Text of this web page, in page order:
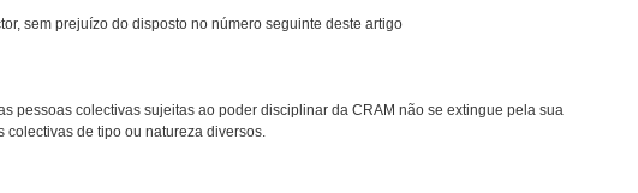
sem prejuízo do disposto no número seguinte deste artigo
pessoas colectivas sujeitas ao poder disciplinar da CRAM não se extingue pela sua
colectivas de tipo ou natureza diversos.